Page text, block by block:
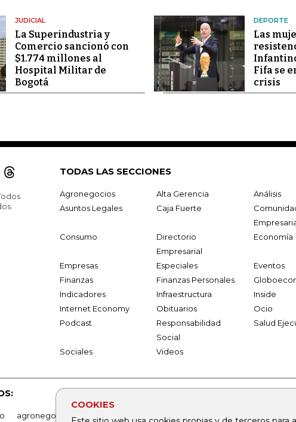
COOKIES
JUDICIAL
La Superindustria y
Comercio sancionó con
$1.774 millones al
Hospital Militar de
Bogotá
DEPORTE
Las
Fifa se
crisis
TODAS LAS SECCIONES
Agronegocios Alta Gerencia
Análisis
Asuntos Legales
Caja Fuerte
Consumo
Directorio
Empresarial
Economía
Empresas Especiales
Eventos
Finanzas
Finanzas Personales
Indicadores
Infraestructura
Inside
Internet Economy
Obituarios
Ocio
Podcast
Responsabilidad
Social
Salud
Sociales Videos
agronegocios.co empresas.larepublica.co firmasdeabogados.com